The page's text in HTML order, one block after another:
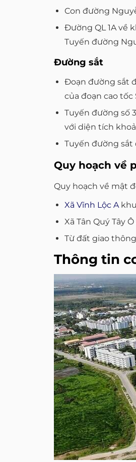
Con đường
Đường QL 1A về
Tuyến đường
Đường sắt
Đoạn đường sắt
của đoạn cao tốc
Tuyến đường số
với diện tích
Tuyến đường sắt
Quy hoạch về
Quy hoạch về mật
Xã Vĩnh Lộc Akhu
Xã Tân Quý Tây
Từ đất giao
Thông tin